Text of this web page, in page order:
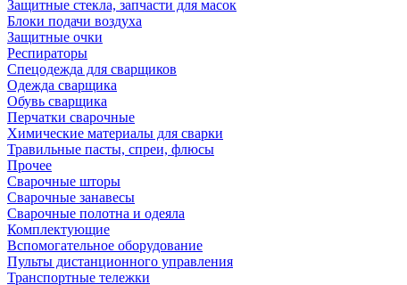
Защитные стекла, запчасти для масок
Блоки подачи воздуха
Защитные очки
Респираторы
Спецодежда для сварщиков
Одежда сварщика
Обувь сварщика
Перчатки сварочные
Химические материалы для сварки
Травильные пасты, спреи, флюсы
Прочее
Сварочные шторы
Сварочные занавесы
Сварочные полотна и одеяла
Комплектующие
Вспомогательное оборудование
Пульты дистанционного управления
Транспортные тележки